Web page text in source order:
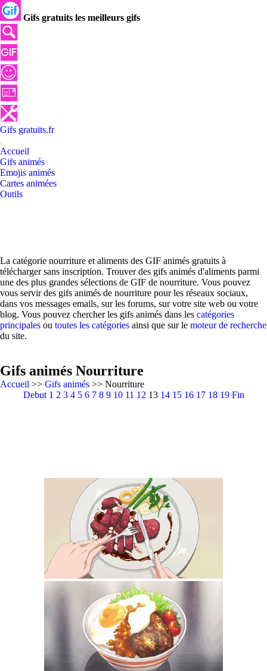
Gifs gratuits les meilleurs gifs
Gifs gratuits.fr
Accueil
Gifs animés
Emojis animés
Cartes animées
Outils
La catégorie nourriture et aliments des GIF animés gratuits à
télécharger sans inscription. Trouver des gifs animés d'aliments parmi
une des plus grandes sélections de GIF de nourriture. Vous pouvez
vous servir des gifs animés de nourriture pour les réseaux sociaux,
dans vos messages emails, sur les forums, sur votre site web ou votre
blog. Vous pouvez chercher les gifs animés dans les catégories
principales ou toutes les catégories ainsi que sur le moteur de recherche
du site.
Gifs animés Nourriture
Accueil >> Gifs animés >> Nourriture
Debut 1 2 3 4 5 6 7 8 9 10 11 12 13 14 15 16 17 18 19 Fin